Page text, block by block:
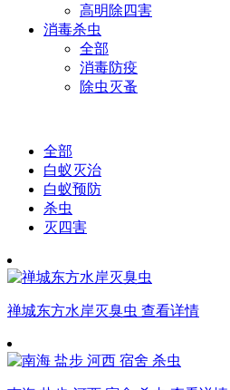
高明除四害
消毒杀虫
全部
消毒防疫
除虫灭蚤
全部
白蚁灭治
白蚁预防
杀虫
灭四害
禅城东方水岸灭臭虫 查看详情